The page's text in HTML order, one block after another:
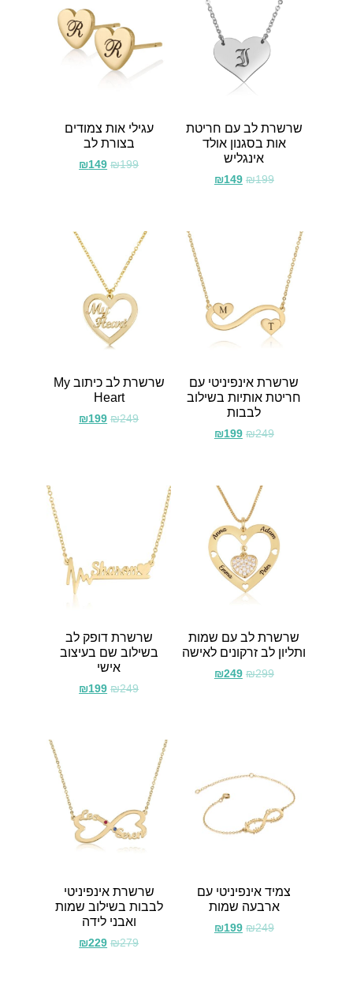
שרשרת לב עם חריטת
אות בסגנון אולד
אינגליש
₪199
₪149
עגילי אות צמודים
בצורת לב
₪199
₪149
שרשרת אינפיניטי עם
חריטת אותיות בשילוב
לבבות
₪249
₪199
שרשרת לב כיתוב My
Heart
₪249
₪199
שרשרת לב עם שמות
ותליון לב זרקונים לאישה
₪299
₪249
שרשרת דופק לב
בשילוב שם בעיצוב
אישי
₪249
₪199
צמיד אינפיניטי עם
ארבעה שמות
₪249
₪199
שרשרת אינפיניטי
לבבות בשילוב שמות
ואבני לידה
₪279
₪229